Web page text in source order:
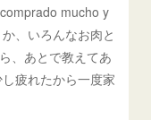
mucho y
、いろんなお肉と
、あとで教えてあ
疲れたから一度家